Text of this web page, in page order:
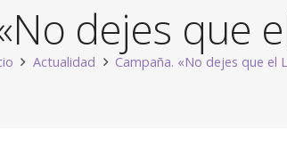
dejes que
Actualidad Campaña. «No dejes que el